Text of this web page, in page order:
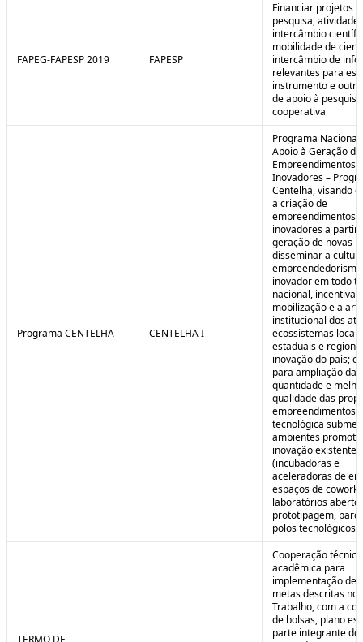
FAPEG-FAPESP 2019 FAPESP
Financiar projetos
pesquisa,
intercâmbio
mobilidade de
intercâmbio de
relevantes para
instrumento e
de apoio à pesquisa
cooperativa
Programa CENTELHA CENTELHA I
Programa Nacional
Apoio à Geração de
Empreendimentos
Inovadores –
Centelha, visando
a criação de
empreendimentos
inovadores a partir
geração de novas
disseminar a
empreendedorismo
inovador em todo
nacional,
mobilização e a
institucional dos
ecossistemas
estaduais e
inovação do país;
para ampliação da
quantidade e
qualidade das
empreendimentos
tecnológica
ambientes
inovação
(incubadoras e
aceleradoras de
espaços de
laboratórios
prototipagem,
polos tecnológicos
TERMO DE
Cooperação
acadêmica para
implementação de
metas descritas no
Trabalho, com a
de bolsas, plano
parte integrante do